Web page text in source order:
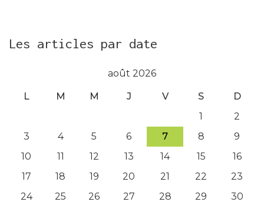
Les articles par date
août 2026
L M M J V S
D
1
2
3
4 5 6 7 8
9
10
11 12 13 14 15
16
17
18 19 20 21 22
23
24
25 26 27 28 29 30